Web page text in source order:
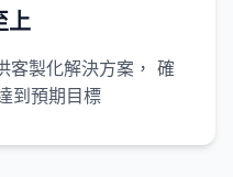
上
客製化解決方案， 確
到預期目標